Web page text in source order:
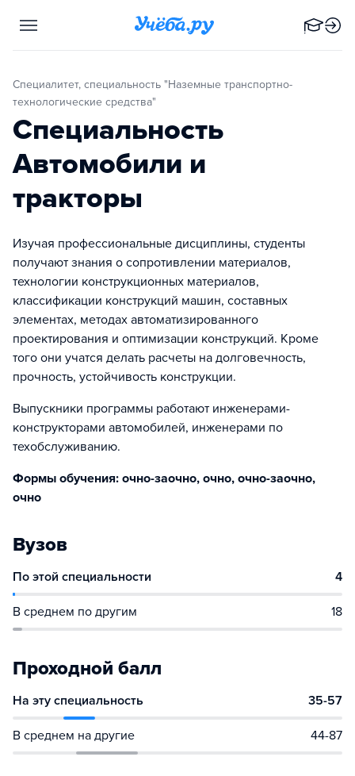
Специалитет, специальность "Наземные транспортно-
технологические средства"
Специальность
Автомобили и
тракторы
Изучая профессиональные дисциплины, студенты
получают знания о сопротивлении материалов,
технологии конструкционных материалов,
классификации конструкций машин, составных
элементах, методах автоматизированного
проектирования и оптимизации конструкций. Кроме
того они учатся делать расчеты на долговечность,
прочность, устойчивость конструкции.
Выпускники программы работают инженерами-
конструкторами автомобилей, инженерами по
техобслуживанию.
Формы обучения: очно-заочно, очно, очно-заочно,
очно
Вузов
По этой специальности 4
В среднем по другим 18
Проходной балл
На эту специальность 35-57
В среднем на другие 44-87